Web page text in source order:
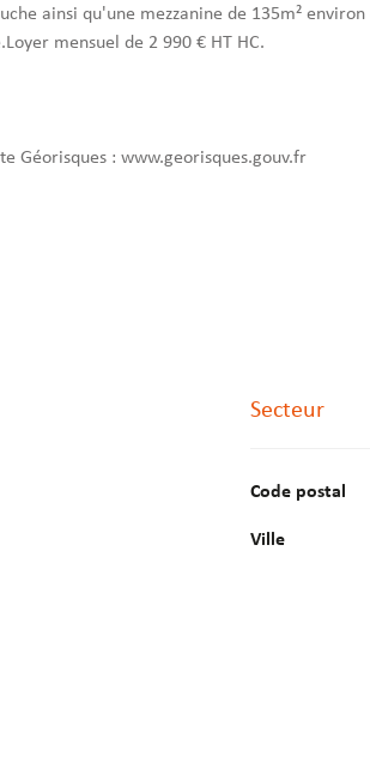
ainsi qu'une mezzanine de 135m²
mensuel de 2 990 € HT HC.
Géorisques : www.georisques.gouv.fr
Secteur
Code postal
Ville